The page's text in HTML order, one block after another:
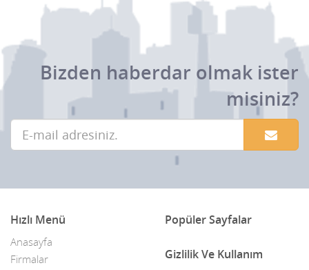
Bizden haberdar olmak ister
misiniz?
Hızlı Menü
Anasayfa
Firmalar
Popüler Sayfalar
Gizlilik Ve Kullanım